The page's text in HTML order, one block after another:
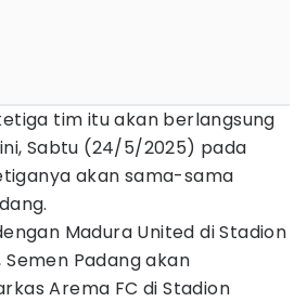
tim itu akan berlangsung
Sabtu (24/5/2025) pada
akan sama-sama
Madura United di Stadion
Padang akan
Arema FC di Stadion